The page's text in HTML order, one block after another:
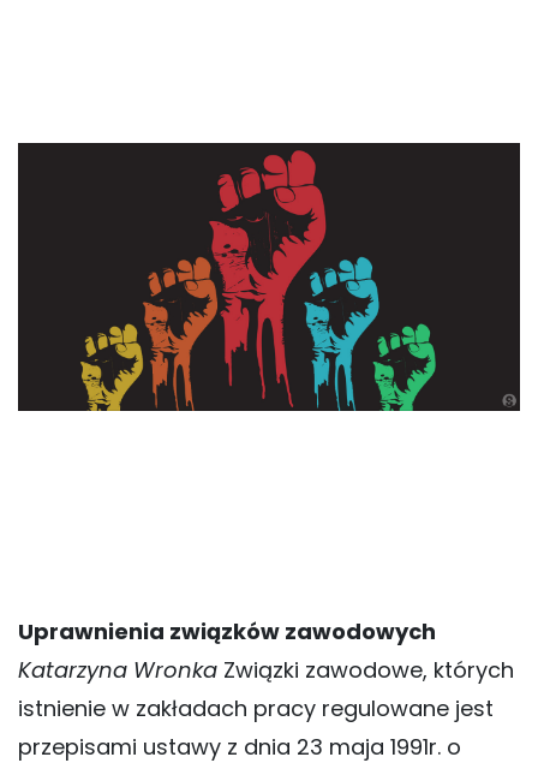
Uprawnienia związków zawodowych
Katarzyna Wronka Związki zawodowe, których
istnienie w zakładach pracy regulowane jest
przepisami ustawy z dnia 23 maja 1991r. o